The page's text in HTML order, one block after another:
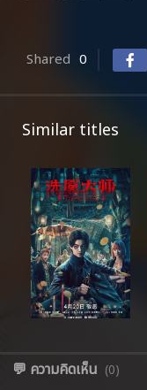
Shared 0
Similar titles
💬 ความคิดเห็น (0)